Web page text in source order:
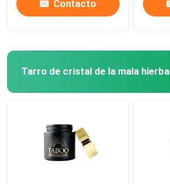
Contacto
Tarro de cristal de la mala hierba